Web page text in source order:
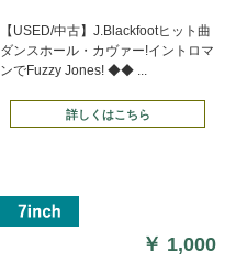
【USED/中古】J.Blackfootヒット曲
ダンスホール・カヴァー!イントロマ
ンでFuzzy Jones! ◆◆ ...
詳しくはこちら
￥ 1,000